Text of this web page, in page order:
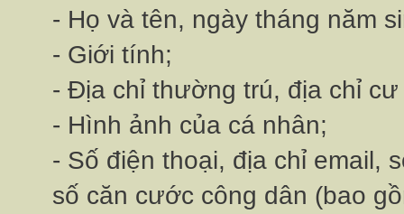
- Họ và tên, ngày tháng năm
- Giới tính;
- Địa chỉ thường trú, địa chỉ
- Hình ảnh của cá nhân;
- Số điện thoại, địa chỉ email,
số căn cước công dân (bao